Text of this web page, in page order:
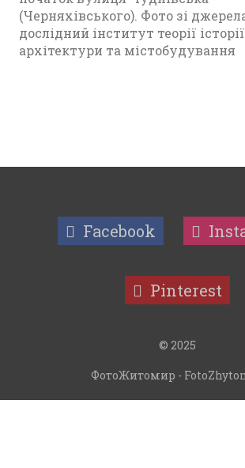
(Черняхівського). Фото зі
дослідний інститут теорії історії
архітектури та містобудування
Facebook
Pinterest
© 2025
ФотоЖитомир -